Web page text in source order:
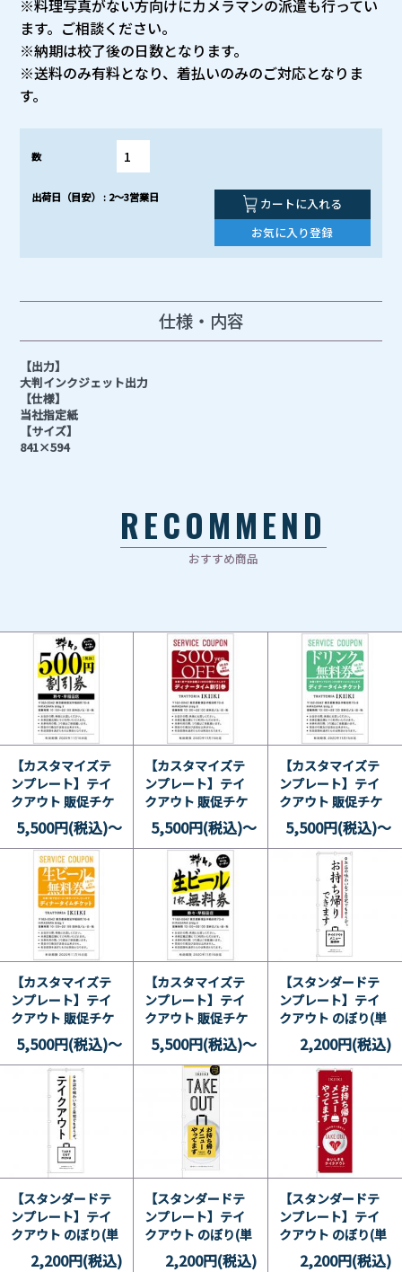
※料理写真がない方向けにカメラマンの派遣も行ってい
ます。ご相談ください。
※納期は校了後の日数となります。
※送料のみ有料となり、着払いのみのご対応となりま
す。
数
出荷日（目安） : 2～3営業日
カートに入れる
お気に入り登録
仕様・内容
【出力】
大判インクジェット出力
【仕様】
当社指定紙
【サイズ】
841×594
RECOMMEND
おすすめ商品
【カスタマイズテ
ンプレート】テイ
クアウト 販促チケ
ット 500円OFF券
23
5,500円(税込)～
【カスタマイズテ
ンプレート】テイ
クアウト 販促チケ
ット 500円OFF券
26
5,500円(税込)～
【カスタマイズテ
ンプレート】テイ
クアウト 販促チケ
ット ドリンク無料
券 24
5,500円(税込)～
【カスタマイズテ
ンプレート】テイ
クアウト 販促チケ
ット 生ビール無料
券 25
5,500円(税込)～
【カスタマイズテ
ンプレート】テイ
クアウト 販促チケ
ット 生ビール無料
券 22
5,500円(税込)～
【スタンダードテ
ンプレート】テイ
クアウト のぼり(単
品) 和 14
2,200円(税込)
【スタンダードテ
ンプレート】テイ
クアウト のぼり(単
品) 洋 13
2,200円(税込)
【スタンダードテ
ンプレート】テイ
クアウト のぼり(単
品) 洋 12
2,200円(税込)
【スタンダードテ
ンプレート】テイ
クアウト のぼり(単
品) 洋 11
2,200円(税込)